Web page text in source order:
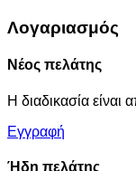
Λογαριασμός
Νέος πελάτης
Η διαδικασία είναι
Εγγραφή
Ήδη πελάτης